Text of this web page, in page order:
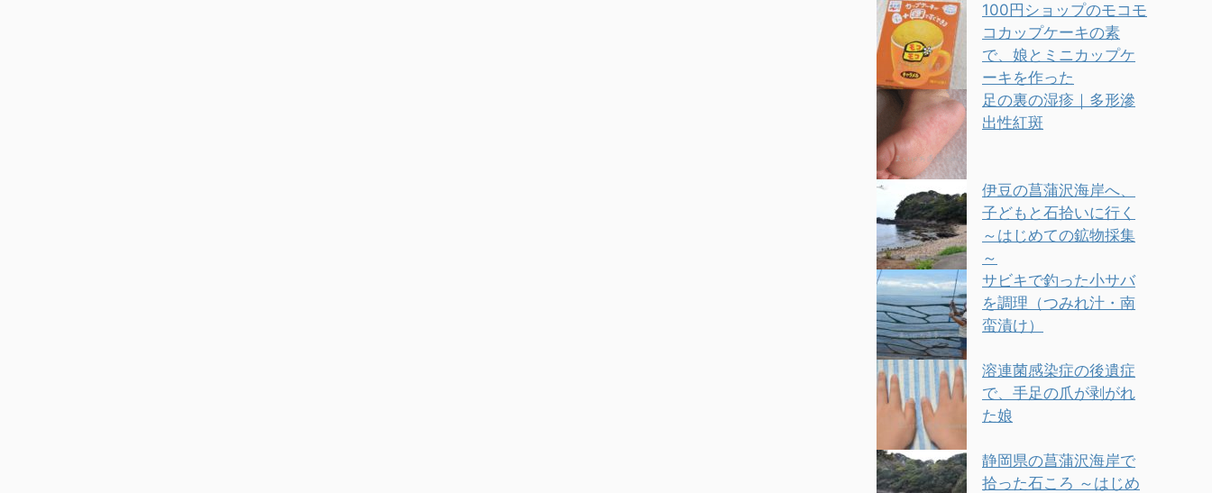
100円ショップのモコモ
コカップケーキの素
で、娘とミニカップケ
ーキを作った
足の裏の湿疹｜多形滲
出性紅斑
伊豆の菖蒲沢海岸へ、
子どもと石拾いに行く
～はじめての鉱物採集
～
サビキで釣った小サバ
を調理（つみれ汁・南
蛮漬け）
溶連菌感染症の後遺症
で、手足の爪が剥がれ
た娘
静岡県の菖蒲沢海岸で
拾った石ころ ～はじめ